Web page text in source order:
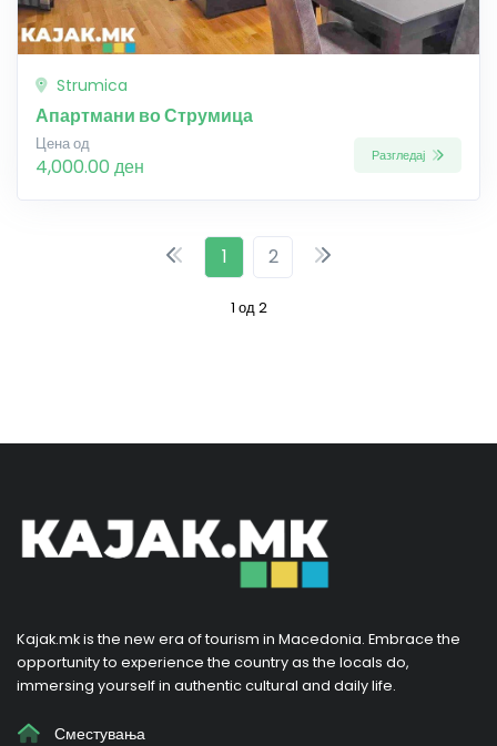
Strumica
Апартмани во Струмица
Цена од
4,000.00 ден Разгледај
1 2
1 од 2
Kajak.mk is the new era of tourism in Macedonia. Embrace the
opportunity to experience the country as the locals do,
immersing yourself in authentic cultural and daily life.
Сместувања